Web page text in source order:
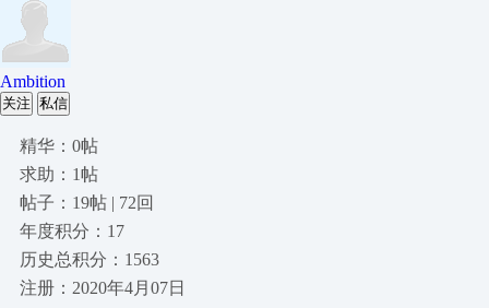
Ambition
关注 私信
精华：0帖
求助：1帖
帖子：19帖 | 72回
年度积分：17
历史总积分：1563
注册：2020年4月07日